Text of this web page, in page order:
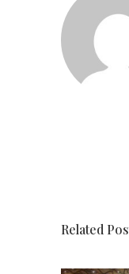
Related